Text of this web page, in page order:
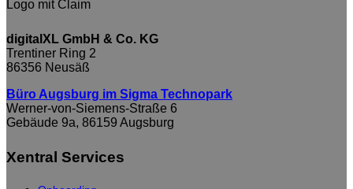
digitalXL GmbH & Co. KG
Trentiner Ring 2
86356 Neusäß
Büro Augsburg im Sigma Technopark
Werner-von-Siemens-Straße 6
Gebäude 9a, 86159 Augsburg
Xentral Services